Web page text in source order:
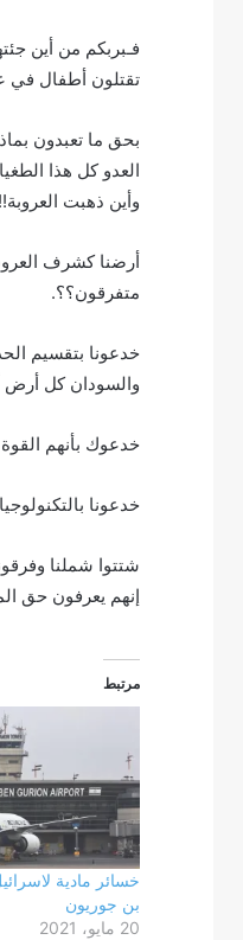
فـبربكم من أين
تقتلون أطفال في
بحق ما تعبدون
العدو كل هذا
وأين ذهبت
أرضنا كشرف
متفرقون؟؟.
خدعونا بتقسيم
والسودان كل أرض
خدعوك بأنهم
خدعونا
شتتوا شملنا
إنهم يعرفون حق
مرتبط
خسائر مادية
بن جوريون
20 مايو، 2021